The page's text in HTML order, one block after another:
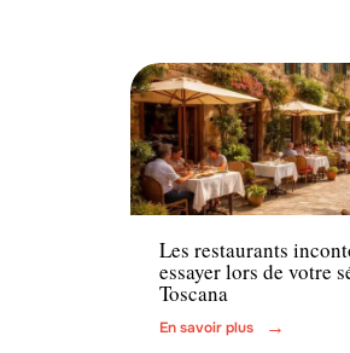
Actu
Les restaurants
essayer lors de votre
Toscana
En savoir plus